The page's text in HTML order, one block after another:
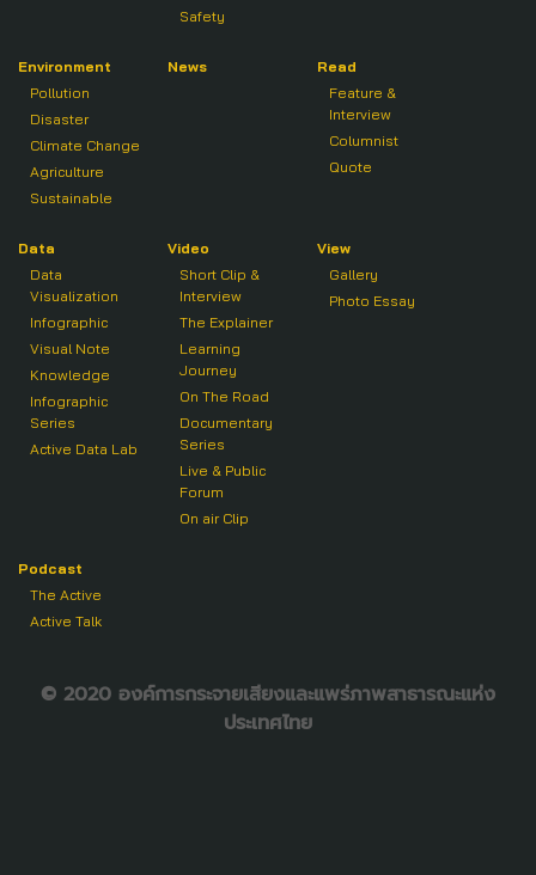
Safety
Environment
Pollution
Disaster
Climate Change
Agriculture
Sustainable
News
Read
Feature &
Interview
Columnist
Quote
Data
Data
Visualization
Infographic
Visual Note
Knowledge
Infographic
Series
Active Data Lab
Video
Short Clip &
Interview
The Explainer
Learning
Journey
On The Road
Documentary
Series
Live & Public
Forum
On air Clip
View
Gallery
Photo Essay
Podcast
The Active
Active Talk
© 2020 องค์การกระจายเสียงและแพร่ภาพสาธารณะแห่ง
ประเทศไทย